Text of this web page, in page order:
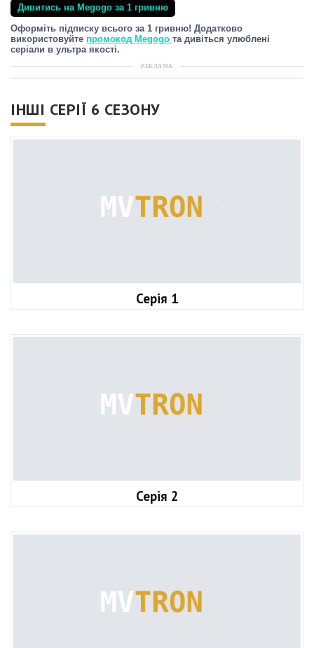
Дивитись на Megogo за 1 гривню
Оформіть підписку всього за 1 гривню! Додатково
використовуйте промокод Megogo та дивіться улюблені
серіали в ультра якості.
РЕКЛАМА
ІНШІ СЕРІЇ 6 СЕЗОНУ
Серія 1
Серія 2